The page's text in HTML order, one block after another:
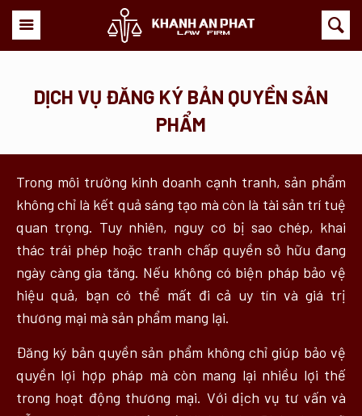
DỊCH VỤ ĐĂNG KÝ BẢN QUYỀN SẢN
PHẨM
Trong môi trường kinh doanh cạnh tranh, sản phẩm
không chỉ là kết quả sáng tạo mà còn là tài sản trí tuệ
quan trọng. Tuy nhiên, nguy cơ bị sao chép, khai
thác trái phép hoặc tranh chấp quyền sở hữu đang
ngày càng gia tăng. Nếu không có biện pháp bảo vệ
hiệu quả, bạn có thể mất đi cả uy tín và giá trị
thương mại mà sản phẩm mang lại.
Đăng ký bản quyền sản phẩm không chỉ giúp bảo vệ
quyền lợi hợp pháp mà còn mang lại nhiều lợi thế
trong hoạt động thương mại. Với dịch vụ tư vấn và